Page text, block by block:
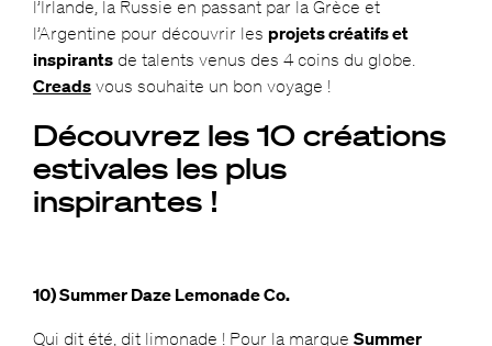
l’Irlande, la Russie en passant par la Grèce et
l’Argentine pour découvrir les projets créatifs et
inspirantsde talents venus des 4 coins du globe.
Creadsvous souhaite un bon voyage !
Découvrez les 10 créations
estivales les plus
inspirantes !
10) Summer Daze Lemonade Co.
Qui dit été, dit limonade ! Pour la marque Summer